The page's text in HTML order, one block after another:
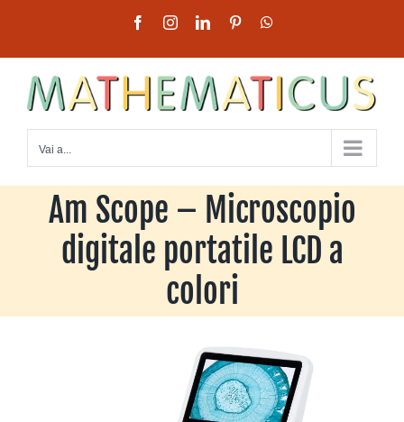
contenuto
FacebookInstagramLinkedInPinterest
Vai a...
Am Scope – Microscopio
digitale portatile LCD a
colori